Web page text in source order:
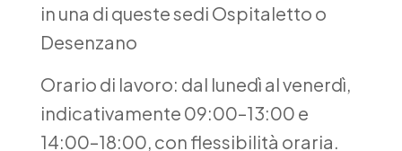
in una di queste sedi Ospitaletto o
Desenzano
Orario di lavoro: dal lunedì al venerdì,
indicativamente 09:00–13:00 e
14:00–18:00, con flessibilità oraria.